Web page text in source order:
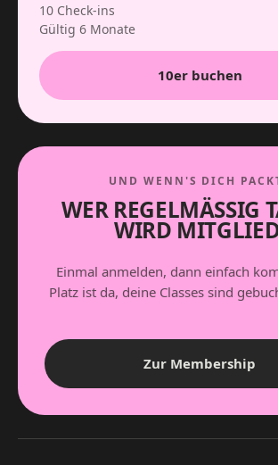
10 Check-ins
Gültig 6 Monate
10er buchen
UND WENN'S DICH
WER REGELMÄSSIG
WIRD
Einmal anmelden, dann einfach
Platz ist da, deine Classes sind
Zur Membership